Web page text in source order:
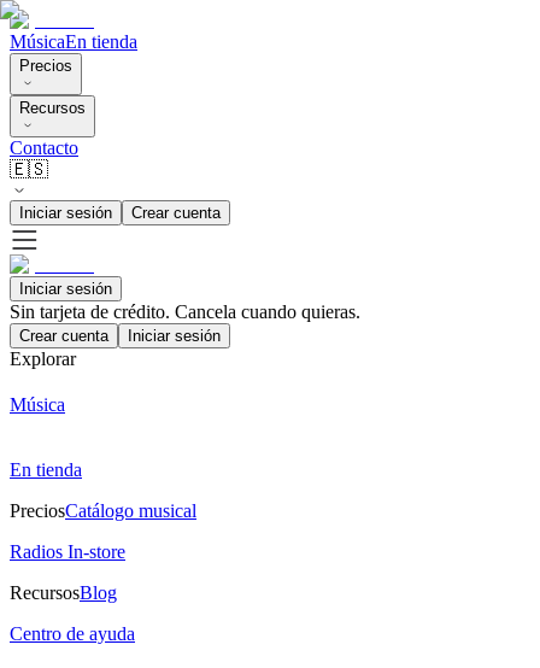
MúsicaEn tienda
Precios
Recursos
Contacto
🇪🇸
Iniciar sesión Crear cuenta
Iniciar sesión
Sin tarjeta de crédito. Cancela cuando quieras.
Crear cuenta Iniciar sesión
Explorar
Música
En tienda
PreciosCatálogo musical
Radios In-store
RecursosBlog
Centro de ayuda